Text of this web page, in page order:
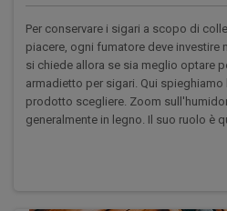
Per conservare i sigari a scopo di
piacere, ogni fumatore deve investire
si chiede allora se sia meglio optare
armadietto per sigari. Qui
prodotto scegliere. Zoom
generalmente in legno. Il suo ruolo è